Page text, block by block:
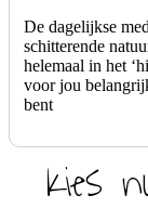
De dagelijkse
schitterende
helemaal in het
voor jou
bent
Kies